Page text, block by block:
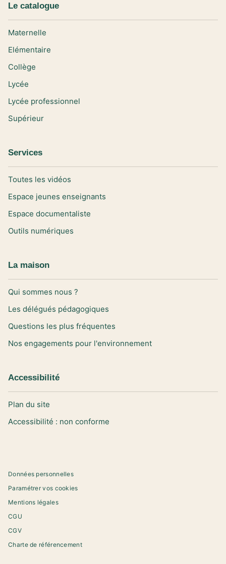
Le catalogue
Maternelle
Elémentaire
Collège
Lycée
Lycée professionnel
Supérieur
Services
Toutes les vidéos
Espace jeunes enseignants
Espace documentaliste
Outils numériques
La maison
Qui sommes nous ?
Les délégués pédagogiques
Questions les plus fréquentes
Nos engagements pour l'environnement
Accessibilité
Plan du site
Accessibilité : non conforme
Données personnelles
Paramétrer vos cookies
Mentions légales
CGU
CGV
Charte de référencement